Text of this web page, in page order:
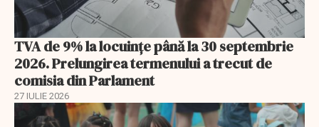
TVA de 9% la locuințe până la 30 septembrie
2026. Prelungirea termenului a trecut de
comisia din Parlament
27 IULIE 2026